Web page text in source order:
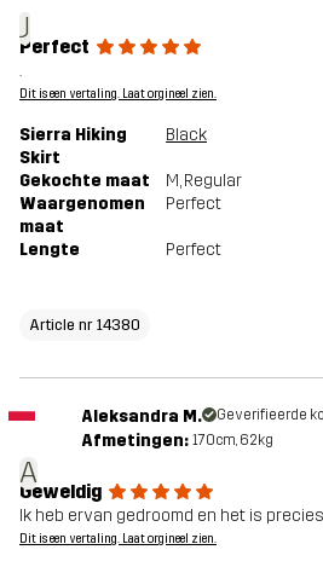
J
Perfect
.
Dit is een vertaling. Laat orgineel zien.
Sierra Hiking
Skirt
Black
Gekochte maat M, Regular
Waargenomen
maat
Perfect
Lengte Perfect
Article nr 14380
A
Aleksandra M. Geverifieerde
Afmetingen: 170cm, 62kg
Geweldig
Ik heb ervan gedroomd en het is
Dit is een vertaling. Laat orgineel zien.